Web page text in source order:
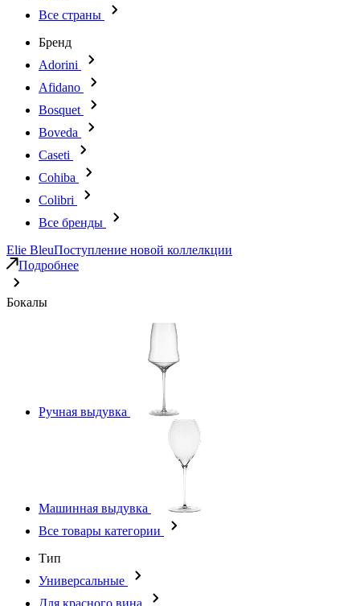
Все страны
Бренд
Adorini
Afidano
Bosquet
Boveda
Caseti
Cohiba
Colibri
Все бренды
Elie BleuПоступление новой коллелкции
Подробнее
Бокалы
Ручная выдувка
Машинная выдувка
Все товары категории
Тип
Универсальные
Для красного вина